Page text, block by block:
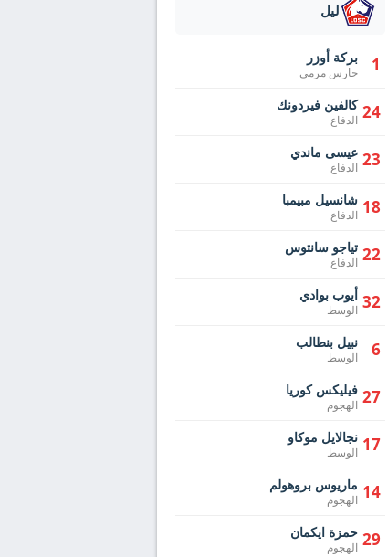
ليل
1 بركة أوزر
حارس مرمى
24 كالفين فيردونك
الدفاع
23 عيسى ماندي
الدفاع
18 شانسيل مبيمبا
الدفاع
22 تياجو سانتوس
الدفاع
32 أيوب بوادي
الوسط
6 نبيل بنطالب
الوسط
27 فيليكس كوريا
الهجوم
17 نجالايل موكاو
الوسط
14 ماريوس بروهولم
الهجوم
29 حمزة ايكمان
الهجوم